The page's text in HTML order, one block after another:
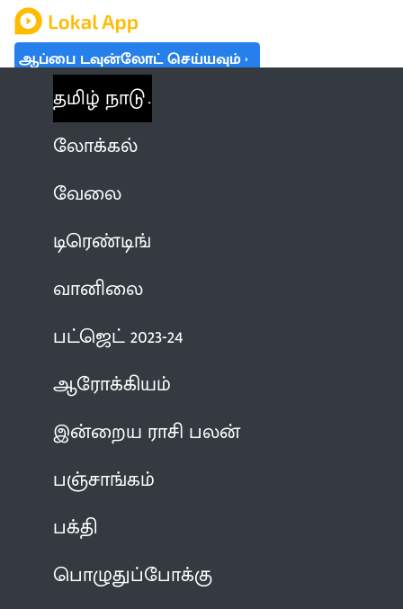
ஆப்பை டவுன்லோட் செய்யவும்
தமிழ் நாடு
லோக்கல்
வேலை
டிரெண்டிங்
வானிலை
பட்ஜெட் 2023-24
ஆரோக்கியம்
இன்றைய ராசி பலன்
பஞ்சாங்கம்
பக்தி
பொழுதுப்போக்கு